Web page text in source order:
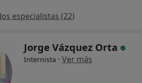
especialistas (22)
Jorge Vázquez Orta
Internista · Ver más